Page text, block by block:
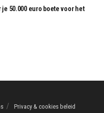
50.000 euro boete voor het
Privacy & cookies beleid